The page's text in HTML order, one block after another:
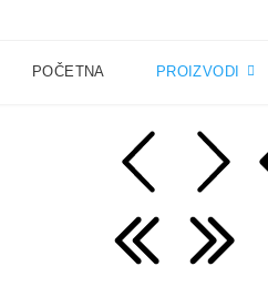
POČETNA PROIZVODI